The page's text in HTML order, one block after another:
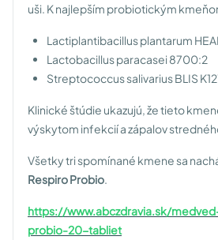
uši. K najlepším probiotickým
Lactiplantibacillus plantarum
Lactobacillus paracasei 8700:2
Streptococcus salivarius BLIS
Klinické štúdie ukazujú, že tieto
výskytom infekcií a zápalov
Všetky tri spomínané kmene sa
Respiro Probio.
https://www.abczdravia.sk/
probio-20-tabliet